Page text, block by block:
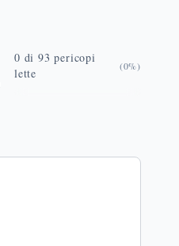
0 di 93 pericopi
lette
(0%)